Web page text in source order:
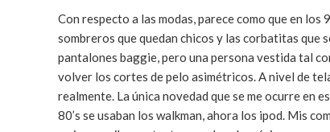
Con respecto a las modas, parece como que en los
sombreros que quedan chicos y las corbatitas que
pantalones baggie, pero una persona vestida tal
volver los cortes de pelo asimétricos. A nivel de
realmente. La única novedad que se me ocurre en
80’s se usaban los walkman, ahora los ipod. Mis